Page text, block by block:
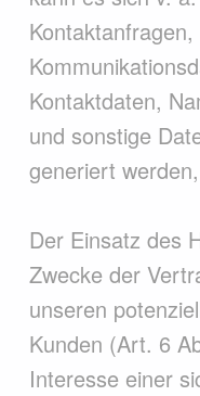
Kontaktdaten,
und sonstige
generiert
Der Einsatz des
Zwecke der
unseren
Kunden (Art. 6
Interesse einer